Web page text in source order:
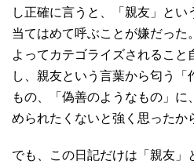
し正確に言うと、「親友」とい
当てはめて呼ぶことが嫌だった
よってカテゴライズされること
し、親友という言葉から匂う「
もの、「偽善のようなもの」に
められたくないと強く思ったか
でも、この日記だけは「親友」